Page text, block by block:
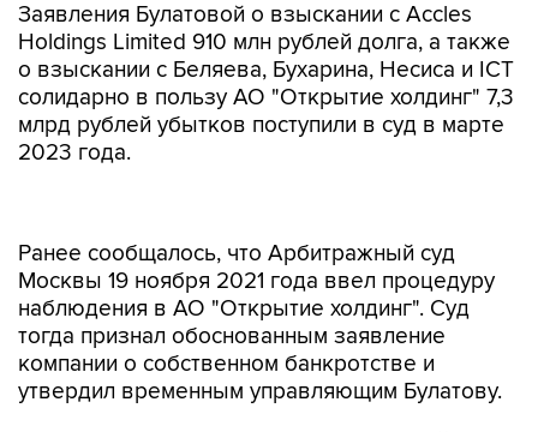
Заявления Булатовой о взыскании с Accles
Holdings Limited 910 млн рублей долга, а также
о взыскании с Беляева, Бухарина, Несиса и ICT
солидарно в пользу АО "Открытие холдинг" 7,3
млрд рублей убытков поступили в суд в марте
2023 года.
наблюдения в АО "Открытие холдинг". Суд
тогда признал обоснованным заявление
компании о собственном банкротстве и
утвердил временным управляющим Булатову.
В судебном акте отмечалось, что "общий